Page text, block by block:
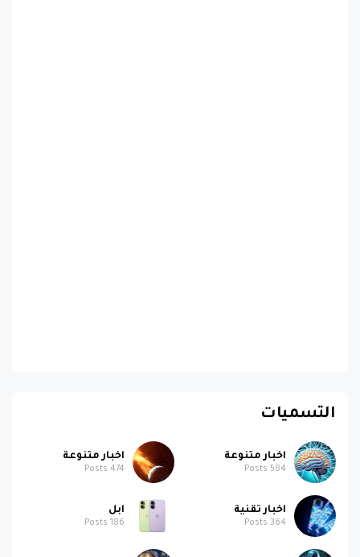
التسميات
اخبار متنوعة
584
اخبار متنوعة
474
اخبار تقنية
364
ابل
186